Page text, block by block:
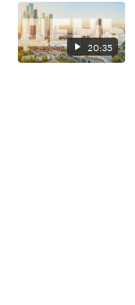
20:35